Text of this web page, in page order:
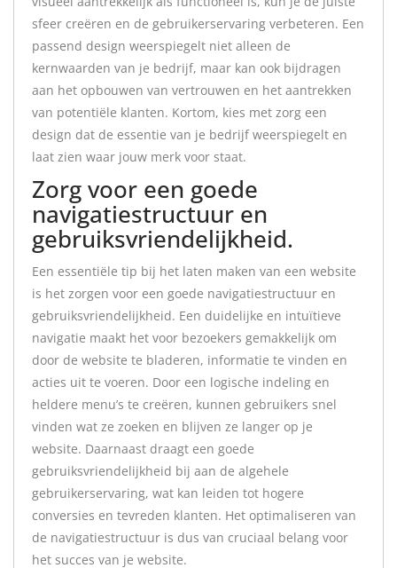
sfeer creëren en de gebruikerservaring verbeteren. Een
passend design weerspiegelt niet alleen de
kernwaarden van je bedrijf, maar kan ook bijdragen
aan het opbouwen van vertrouwen en het aantrekken
van potentiële klanten. Kortom, kies met zorg een
design dat de essentie van je bedrijf weerspiegelt en
laat zien waar jouw merk voor staat.
Zorg voor een goede
navigatiestructuur en
gebruiksvriendelijkheid.
Een essentiële tip bij het laten maken van een website
is het zorgen voor een goede navigatiestructuur en
gebruiksvriendelijkheid. Een duidelijke en intuïtieve
navigatie maakt het voor bezoekers gemakkelijk om
door de website te bladeren, informatie te vinden en
acties uit te voeren. Door een logische indeling en
heldere menu’s te creëren, kunnen gebruikers snel
vinden wat ze zoeken en blijven ze langer op je
website. Daarnaast draagt een goede
gebruiksvriendelijkheid bij aan de algehele
gebruikerservaring, wat kan leiden tot hogere
conversies en tevreden klanten. Het optimaliseren van
de navigatiestructuur is dus van cruciaal belang voor
het succes van je website.